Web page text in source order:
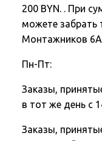
200 BYN. . При
можете забрать
Монтажников
Пн-Пт:
Заказы,
в тот же день с
Заказы,